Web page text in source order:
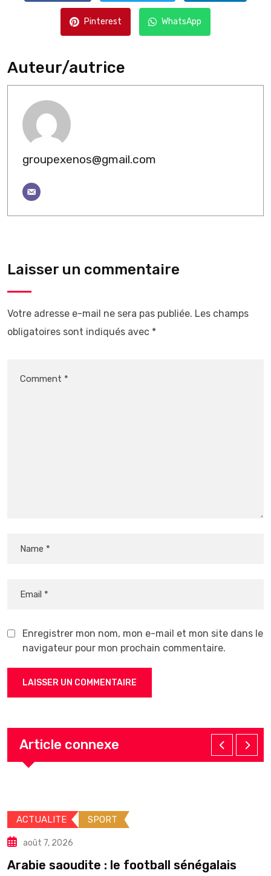
Pinterest WhatsApp
Auteur/autrice
groupexenos@gmail.com
Laisser un commentaire
Votre adresse e-mail ne sera pas publiée. Les champs
obligatoires sont indiqués avec *
Enregistrer mon nom, mon e-mail et mon site dans le
navigateur pour mon prochain commentaire.
Article connexe
ACTUALITE
Élections locales : le silence